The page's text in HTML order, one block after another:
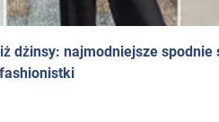
dżinsy: najmodniejsze spodnie